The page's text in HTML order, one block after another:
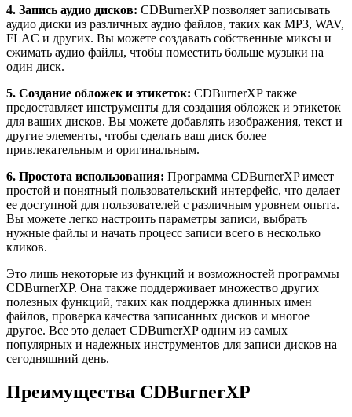
4. Запись аудио дисков: CDBurnerXP позволяет записывать
аудио диски из различных аудио файлов, таких как MP3, WAV,
FLAC и других. Вы можете создавать собственные миксы и
сжимать аудио файлы, чтобы поместить больше музыки на
один диск.
5. Создание обложек и этикеток: CDBurnerXP также
предоставляет инструменты для создания обложек и этикеток
для ваших дисков. Вы можете добавлять изображения, текст и
другие элементы, чтобы сделать ваш диск более
привлекательным и оригинальным.
6. Простота использования: Программа CDBurnerXP имеет
простой и понятный пользовательский интерфейс, что делает
ее доступной для пользователей с различным уровнем опыта.
Вы можете легко настроить параметры записи, выбрать
нужные файлы и начать процесс записи всего в несколько
кликов.
Это лишь некоторые из функций и возможностей программы
CDBurnerXP. Она также поддерживает множество других
полезных функций, таких как поддержка длинных имен
файлов, проверка качества записанных дисков и многое
другое. Все это делает CDBurnerXP одним из самых
популярных и надежных инструментов для записи дисков на
сегодняшний день.
Преимущества CDBurnerXP